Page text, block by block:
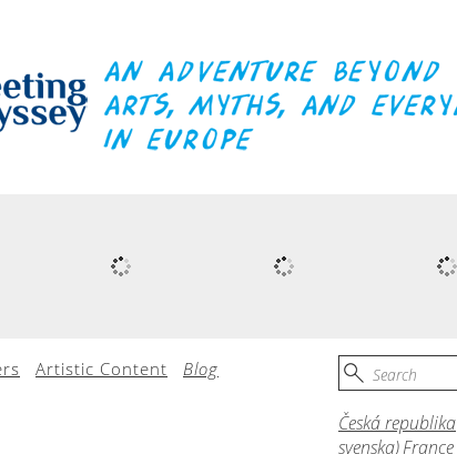
Artistic Content Blog
Česká republika
svenska)France